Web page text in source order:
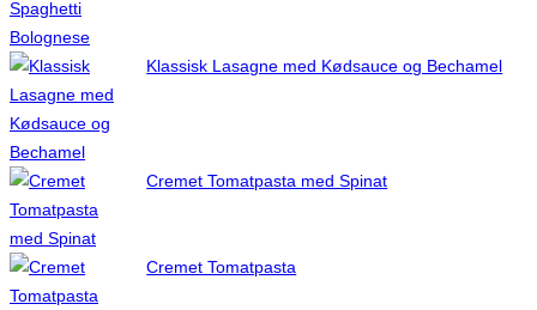
Klassisk Lasagne med Kødsauce og Bechamel
Cremet Tomatpasta med Spinat
Cremet Tomatpasta